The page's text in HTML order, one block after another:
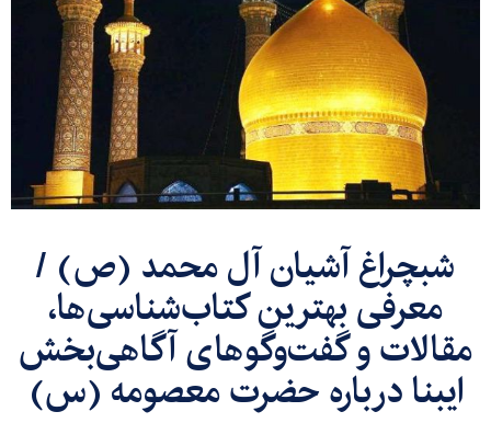
شبچراغ آشیان آل محمد (ص) /
معرفی بهترین کتاب‌‌شناسی‌ها،
مقالات و گفت‌وگوهای آگاهی‌بخش
ایبنا درباره حضرت معصومه (س)